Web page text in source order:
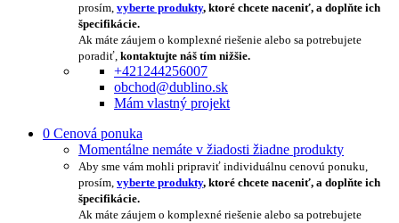
prosím, vyberte produkty, ktoré chcete naceniť, a doplňte ich
špecifikácie.
Ak máte záujem o komplexné riešenie alebo sa potrebujete
poradiť, kontaktujte náš tím nižšie.
+421244256007
obchod@dublino.sk
Mám vlastný projekt
0 Cenová ponuka
Momentálne nemáte v žiadosti žiadne produkty
Aby sme vám mohli pripraviť individuálnu cenovú ponuku,
prosím, vyberte produkty, ktoré chcete naceniť, a doplňte ich
špecifikácie.
Ak máte záujem o komplexné riešenie alebo sa potrebujete